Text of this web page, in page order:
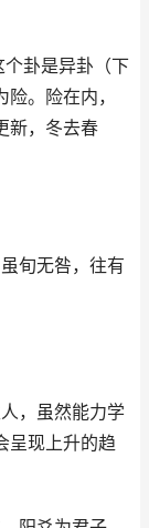
卦是异卦（下
。险在内，
新，冬去春
旬无咎，往有
，虽然能力学
呈现上升的趋